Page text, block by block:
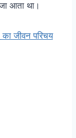
आता था।
जीवन परिचय